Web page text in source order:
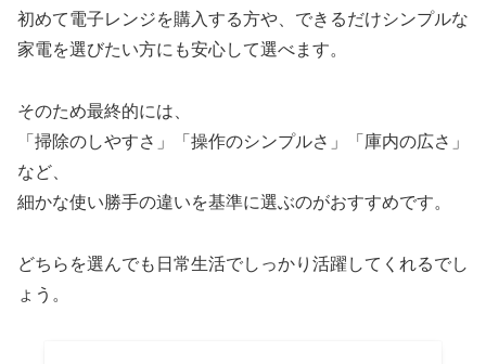
初めて電子レンジを購入する方や、できるだけシンプルな
家電を選びたい方にも安心して選べます。
そのため最終的には、
「掃除のしやすさ」「操作のシンプルさ」「庫内の広さ」
など、
細かな使い勝手の違いを基準に選ぶのがおすすめです。
どちらを選んでも日常生活でしっかり活躍してくれるでし
ょう。